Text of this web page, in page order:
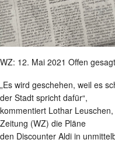
WZ: 12. Mai 2021 Offen
„Es wird geschehen, weil es
der Stadt spricht dafür“,
kommentiert Lothar
Zeitung (WZ) die Pläne
den Discounter Aldi in